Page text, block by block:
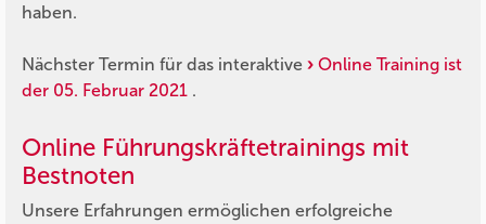
haben.
Nächster Termin für das interaktive
Online Training ist
der 05. Februar 2021 .
Online Führungskräftetrainings mit
Bestnoten
Unsere Erfahrungen ermöglichen erfolgreiche